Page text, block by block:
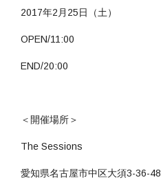
2017年2月25日（土）
OPEN/11:00
END/20:00
＜開催場所＞
The Sessions
愛知県名古屋市中区大須3-36-48